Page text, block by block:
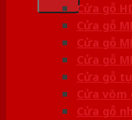
Cửa gỗ
Cửa gỗ
Cửa gỗ
Cửa gỗ
Cửa gỗ
Cửa vòm
Cửa gỗ